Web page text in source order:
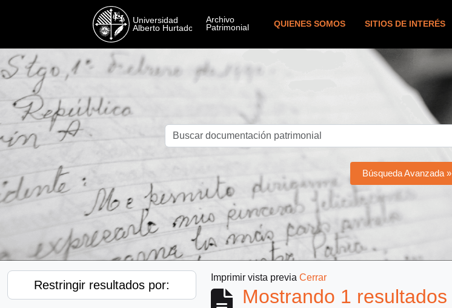
QUIENES SOMOS SITIOS DE INTERÉS
Búsqueda Avanzada »
Restringir resultados por:
Imprimir vista previa Cerrar
Mostrando 1 resultados